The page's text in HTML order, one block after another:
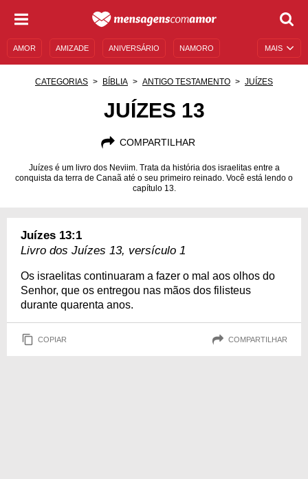
MAIS
AMOR AMIZADE ANIVERSÁRIO NAMORO
AUTOAJUDA
CATEGORIAS BÍBLIA ANTIGO TESTAMENTO JUÍZES
JUÍZES 13
COMPARTILHAR
Juízes é um livro dos Neviim. Trata da história dos israelitas entre a
conquista da terra de Canaã até o seu primeiro reinado. Você está lendo o
capítulo 13.
Juízes 13:1
Livro dos Juízes 13, versículo 1
Os israelitas continuaram a fazer o mal aos olhos do
Senhor, que os entregou nas mãos dos filisteus
durante quarenta anos.
COPIAR COMPARTILHAR